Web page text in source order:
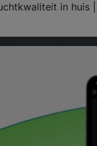
in huis